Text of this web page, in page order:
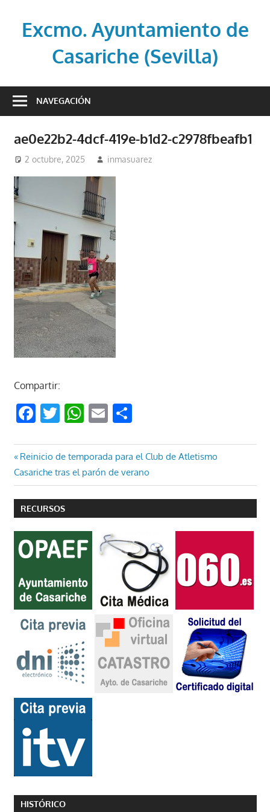
contenidoExcmo. Ayuntamiento de
Casariche (Sevilla)
oficial
de
Casariche
(Sevilla)
NAVEGACIÓN
ae0e22b2-4dcf-419e-b1d2-c2978fbeafb1
2 octubre, 2025 inmasuarez
Compartir:
Facebook
Twitter
WhatsApp
EmailCompartir
Navegación
de
entradas
Entrada
anterior:
Reinicio de temporada para el Club de Atletismo
Casariche tras el parón de verano
RECURSOS
HISTÓRICO